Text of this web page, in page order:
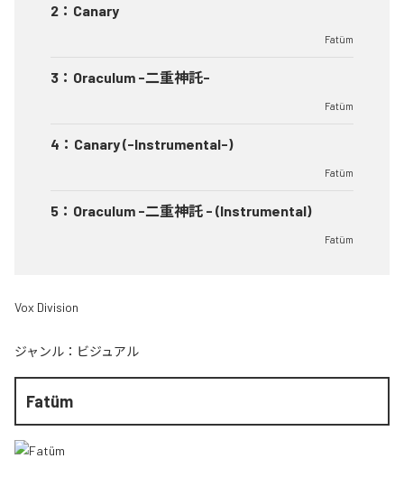
2 ： Canary
Fatüm
3 ： Oraculum -二重神託-
Fatüm
4 ： Canary (-Instrumental-)
Fatüm
5 ： Oraculum -二重神託 - (Instrumental)
Fatüm
Vox Division
ジャンル： ビジュアル
Fatüm